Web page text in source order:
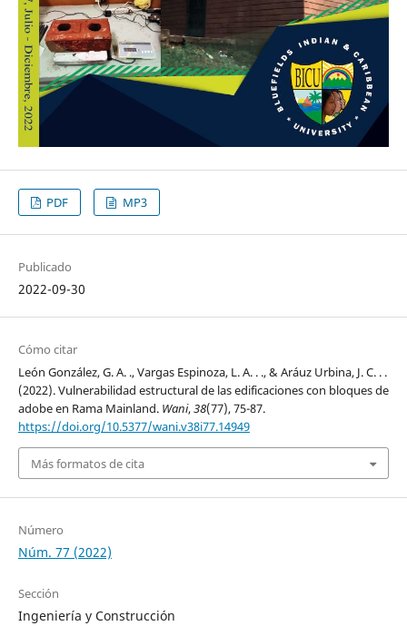
PDF MP3
Publicado
2022-09-30
Cómo citar
León González, G. A. ., Vargas Espinoza, L. A. . ., & Aráuz Urbina, J. C. . .
(2022). Vulnerabilidad estructural de las edificaciones con bloques de
adobe en Rama Mainland. Wani,38(77), 75-87.
https://doi.org/10.5377/wani.v38i77.14949
Más formatos de cita
Número
Núm. 77 (2022)
Sección
Ingeniería y Construcción